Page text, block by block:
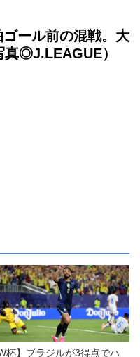
ール前の混戦。大
◎J.LEAGUE）
W杯】ブラジルが3得点でハ